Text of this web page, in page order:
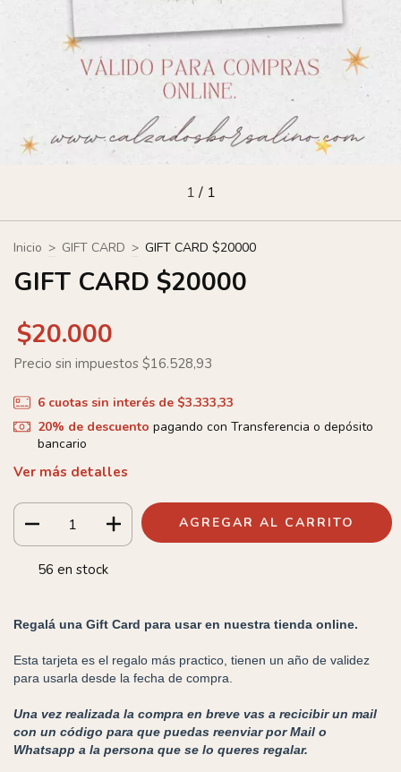
1/ 1
Inicio > GIFT CARD > GIFT CARD $20000
GIFT CARD $20000
$20.000
Precio sin impuestos $16.528,93
6 cuotas sin interés de $3.333,33
20% de descuento pagando con Transferencia o depósito
bancario
Ver más detalles
56 en stock
Regalá una Gift Card para usar en nuestra tienda online.
Esta tarjeta es el regalo más practico, tienen un año de validez
para usarla desde la fecha de compra.
Una vez realizada la compra en breve vas a recicibir un mail
con un código para que puedas reenviar por Mail o
Whatsapp a la persona que se lo queres regalar.